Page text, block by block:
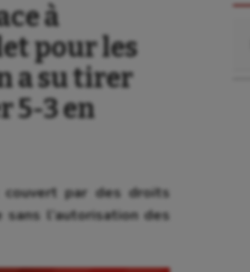
à
pour les
a su tirer
5-3 en
par des droits
l’autorisation des